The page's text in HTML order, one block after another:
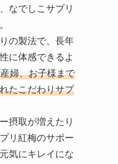
なでしこサプリ
の製法で、長年
に体感できるよ
婦、お子様まで
たこだわりサプ
摂取が増えたり
リ紅梅のサポー
気にキレイにな